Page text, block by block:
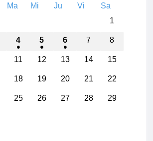
Ma Mi Ju Vi
Sa
1
4 5 6 7 8
11 12 13 14 15
18 19 20 21 22
25 26 27 28 29